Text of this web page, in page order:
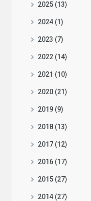
2025 (13)
2024 (1)
2023 (7)
2022 (14)
2021 (10)
2020 (21)
2019 (9)
2018 (13)
2017 (12)
2016 (17)
2015 (27)
2014 (27)